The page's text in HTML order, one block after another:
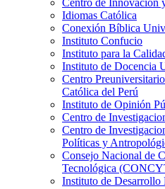
Centro de Innovación
Idiomas Católica
Conexión Bíblica
Instituto Confucio
Instituto para la
Instituto de Docencia
Centro
Católica del Perú
Instituto de Opinión
Centro de
Centro de
Políticas y
Consejo Nacional de
Tecnológica
Instituto de Desarrollo